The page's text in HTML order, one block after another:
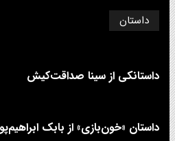
داستان
داستانکی از سینا صداقت‌کیش
داستان «خون‌بازی» از بابک